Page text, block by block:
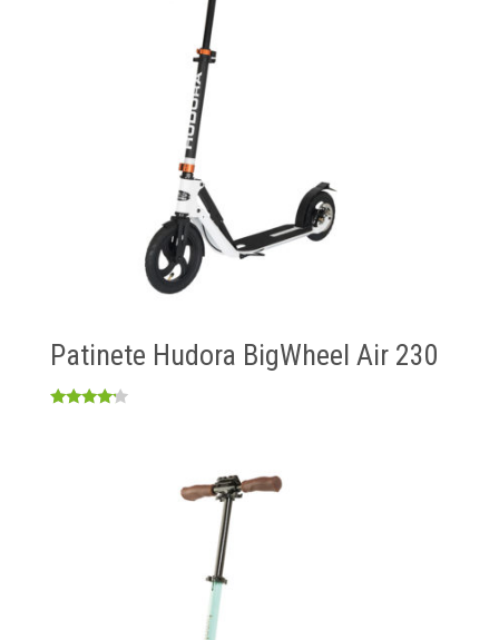
Patinete Hudora BigWheel Air 230